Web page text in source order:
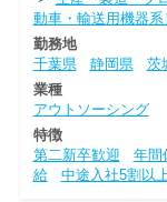
動車・輸送用機器系
勤務地
千葉県
静岡県 茨
業種
アウトソーシング
特徴
第二新卒歓迎
年間
給
中途入社5割以